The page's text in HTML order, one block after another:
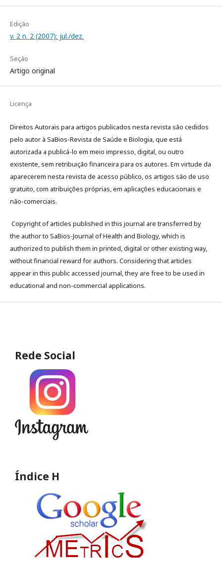
Edição
v. 2 n. 2 (2007): jul./dez.
Seção
Artigo original
Licença
Direitos Autorais para artigos publicados nesta revista são cedidos
pelo autor à SaBios-Revista de Saúde e Biologia, que está
autorizada a publicá-lo em meio impresso, digital, ou outro
existente, sem retribuição financeira para os autores. Em virtude da
aparecerem nesta revista de acesso público, os artigos são de uso
gratuito, com atribuições próprias, em aplicações educacionais e
não-comerciais.
Copyright of articles published in this journal are transferred by
the author to SaBios-Journal of Health and Biology, which is
authorized to publish them in printed, digital or other existing way,
without financial reward for authors. Considering that articles
appear in this public accessed journal, they are free to be used in
educational and non-commercial applications.
Rede Social
Índice H